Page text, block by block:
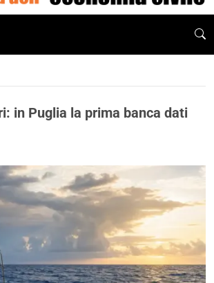
in Puglia la prima banca dati